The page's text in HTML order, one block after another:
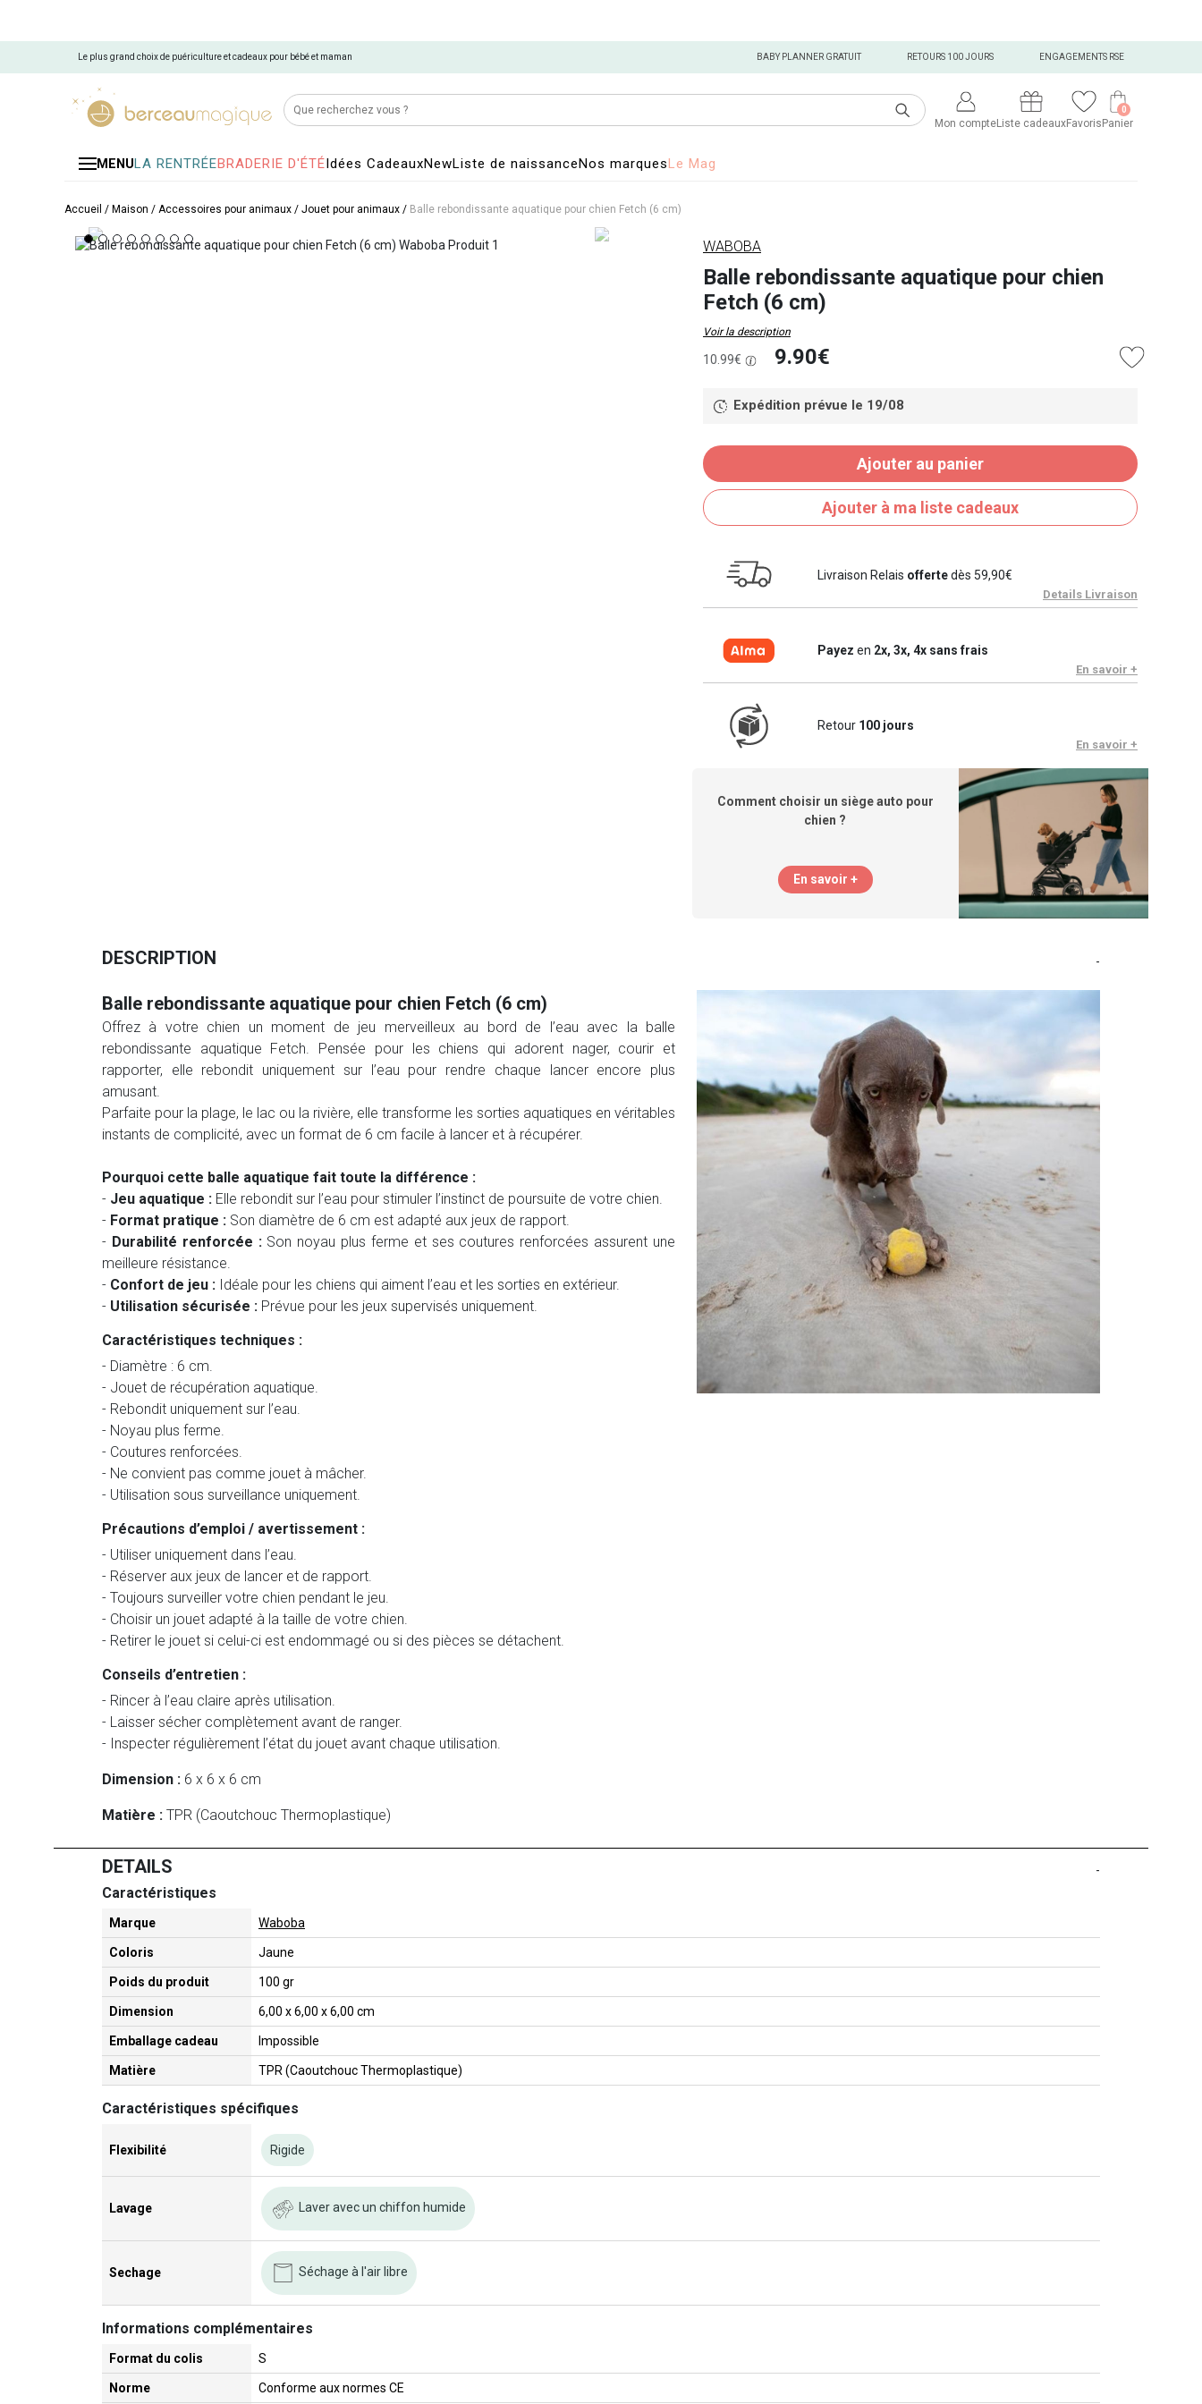
Le plus grand choix de puériculture et cadeaux pour bébé et maman ENGAGEMENTS RSE
RETOURS 100 JOURS
BABY PLANNER GRATUIT
Mon compteListe cadeauxFavoris Panier
0
MENULA RENTRÉEBRADERIE D'ÉTÉIdées CadeauxNewListe de naissanceNos marquesLe Mag
Accueil / Maison / Accessoires pour animaux / Jouet pour animaux / Balle rebondissante aquatique pour chien Fetch (6 cm)
WABOBA
Balle rebondissante aquatique pour chien
Fetch (6 cm)
Voir la description
10.99€ 9.90€
Expédition prévue le 19/08
Ajouter au panier
Ajouter à ma liste cadeaux
Livraison Relais offertedès 59,90€
Details Livraison
Payez en 2x, 3x, 4x sans frais
En savoir +
Retour 100 jours
En savoir +
Comment choisir un siège auto pour
chien ?
En savoir +
DESCRIPTION -
Balle rebondissante aquatique pour chien Fetch (6 cm)
Offrez à votre chien un moment de jeu merveilleux au bord de l’eau avec la balle
rebondissante aquatique Fetch. Pensée pour les chiens qui adorent nager, courir et
rapporter, elle rebondit uniquement sur l’eau pour rendre chaque lancer encore plus
amusant.
Parfaite pour la plage, le lac ou la rivière, elle transforme les sorties aquatiques en véritables
instants de complicité, avec un format de 6 cm facile à lancer et à récupérer.
Pourquoi cette balle aquatique fait toute la différence :
- Jeu aquatique : Elle rebondit sur l’eau pour stimuler l’instinct de poursuite de votre chien.
- Format pratique : Son diamètre de 6 cm est adapté aux jeux de rapport.
- Durabilité renforcée :Son noyau plus ferme et ses coutures renforcées assurent une
meilleure résistance.
- Confort de jeu : Idéale pour les chiens qui aiment l’eau et les sorties en extérieur.
- Utilisation sécurisée : Prévue pour les jeux supervisés uniquement.
Caractéristiques techniques :
- Diamètre : 6 cm.
- Jouet de récupération aquatique.
- Rebondit uniquement sur l’eau.
- Noyau plus ferme.
- Coutures renforcées.
- Ne convient pas comme jouet à mâcher.
- Utilisation sous surveillance uniquement.
Précautions d’emploi / avertissement :
- Utiliser uniquement dans l’eau.
- Réserver aux jeux de lancer et de rapport.
- Toujours surveiller votre chien pendant le jeu.
- Choisir un jouet adapté à la taille de votre chien.
- Retirer le jouet si celui-ci est endommagé ou si des pièces se détachent.
Conseils d’entretien :
- Rincer à l’eau claire après utilisation.
- Laisser sécher complètement avant de ranger.
- Inspecter régulièrement l’état du jouet avant chaque utilisation.
Dimension : 6 x 6 x 6 cm
Matière : TPR (Caoutchouc Thermoplastique)
DETAILS -
Caractéristiques
Marque Waboba
Coloris Jaune
Poids du produit 100 gr
Dimension 6,00 x 6,00 x 6,00 cm
Emballage cadeau Impossible
Matière TPR (Caoutchouc Thermoplastique)
Caractéristiques spécifiques
Flexibilité Rigide
Lavage Laver avec un chiffon humide
Sechage Séchage à l'air libre
Informations complémentaires
Format du colis S
Norme Conforme aux normes CE